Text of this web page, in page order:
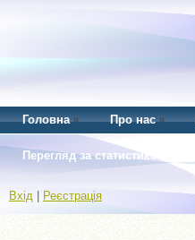
Головна Про нас
Перегляд за статистикою
Вхід Реєстрація